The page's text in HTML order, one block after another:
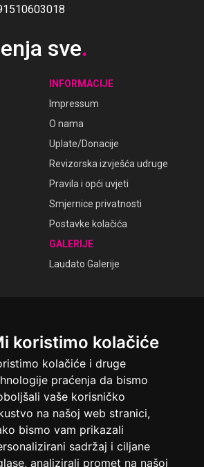
koristimo kolačiće
kolačiće i druge
praćenja da bismo
vaše korisničko
na našoj web stranici,
bismo vam prikazali
sadržaj i ciljane
analizirali promet na našoj
sve.
INFORMACIJE
Impressum
O nama
Uplate/Donacije
Revizorska izvješća udruge
Pravila i opći uvjeti
Smjernice privatnosti
Postavke kolačića
GALERIJE
Laudato Galerije
Udruga Ime dobrote
Riva 6, Rijeka